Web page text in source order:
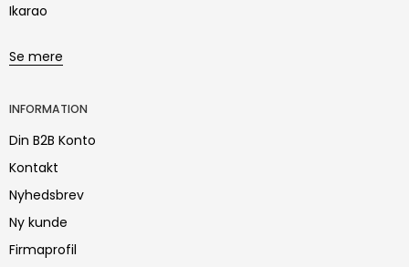
Ikarao
Se mere
INFORMATION
Din B2B Konto
Kontakt
Nyhedsbrev
Ny kunde
Firmaprofil